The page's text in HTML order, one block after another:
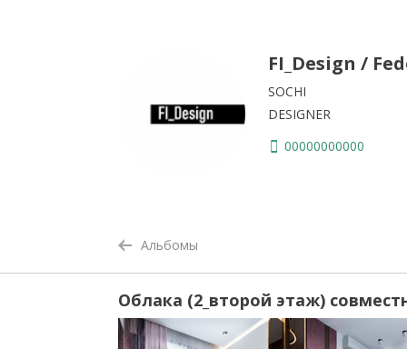
FI_Design /
SOCHI
DESIGNER
00000000000
Альбомы
Облака (2_второй этаж)